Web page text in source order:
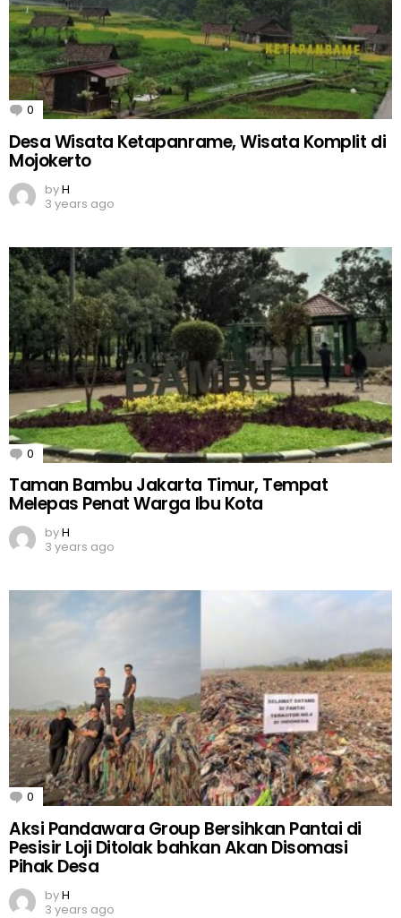
0 Comments
Desa Wisata Ketapanrame, Wisata Komplit di
Mojokerto
byH
3 years ago
0 Comments
Taman Bambu Jakarta Timur, Tempat
Melepas Penat Warga Ibu Kota
byH
3 years ago
0 Comments
Aksi Pandawara Group Bersihkan Pantai di
Pesisir Loji Ditolak bahkan Akan Disomasi
Pihak Desa
byH
3 years ago